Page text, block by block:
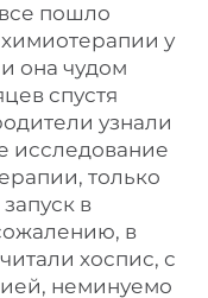
пошло
химиотерапии у
она чудом
спустя
узнали
исследование
только
в
в
хоспис, с
неминуемо